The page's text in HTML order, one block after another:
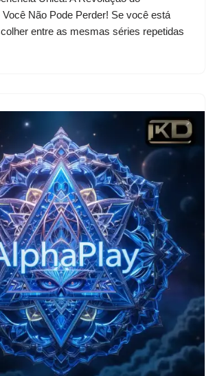
Você Não Pode Perder! Se você está
entre as mesmas séries repetidas